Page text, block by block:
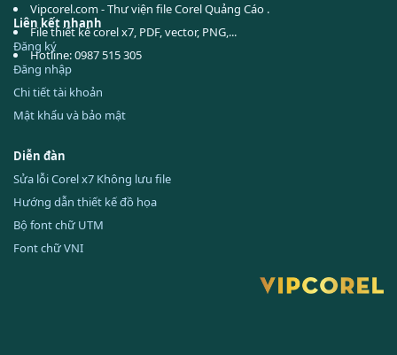
Vipcorel.com - Thư viện file Corel Quảng Cáo .
File thiết kế corel x7, PDF, vector, PNG,...
Hotline: 0987 515 305
Liên kết nhanh
Đăng ký
Đăng nhập
Chi tiết tài khoản
Mật khẩu và bảo mật
Diễn đàn
Sửa lỗi Corel x7 Không lưu file
Hướng dẫn thiết kế đồ họa
Bộ font chữ UTM
Font chữ VNI